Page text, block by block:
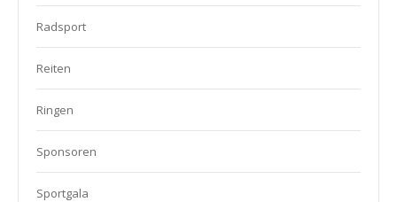
Radsport
Reiten
Ringen
Sponsoren
Sportgala